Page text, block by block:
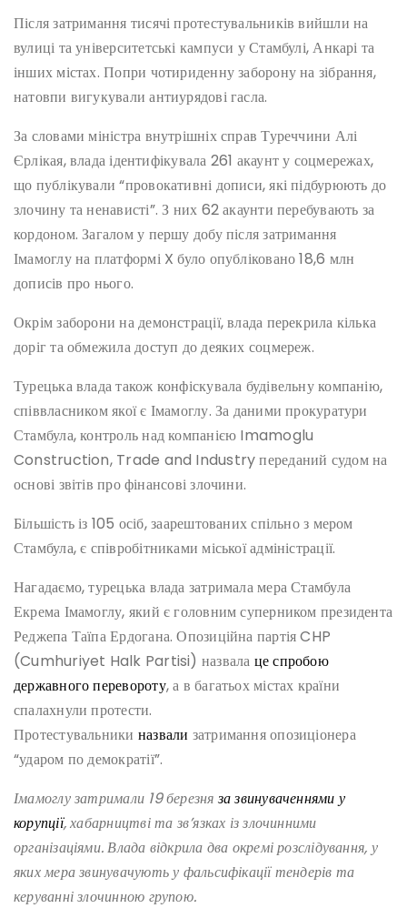
Після затримання тисячі протестувальників вийшли на
вулиці та університетські кампуси у Стамбулі, Анкарі та
інших містах. Попри чотириденну заборону на зібрання,
натовпи вигукували антиурядові гасла.
За словами міністра внутрішніх справ Туреччини Алі
Єрлікая, влада ідентифікувала 261 акаунт у соцмережах,
що публікували “провокативні дописи, які підбурюють до
злочину та ненависті”. З них 62 акаунти перебувають за
кордоном. Загалом у першу добу після затримання
Імамоглу на платформі X було опубліковано 18,6 млн
дописів про нього.
Окрім заборони на демонстрації, влада перекрила кілька
доріг та обмежила доступ до деяких соцмереж.
Турецька влада також конфіскувала будівельну компанію,
співвласником якої є Імамоглу. За даними прокуратури
Стамбула, контроль над компанією Imamoglu
Construction, Trade and Industry переданий судом на
основі звітів про фінансові злочини.
Більшість із 105 осіб, заарештованих спільно з мером
Стамбула, є співробітниками міської адміністрації.
Нагадаємо, турецька влада затримала мера Стамбула
Екрема Імамоглу, який є головним суперником президента
Реджепа Таїпа Ердогана. Опозиційна партія CHP
(Cumhuriyet Halk Partisi) назвала це спробою
державного перевороту, а в багатьох містах країни
спалахнули протести.
Протестувальники назвали затримання опозиціонера
“ударом по демократії”.
Імамоглу затримали 19 березняза звинуваченнями у
корупції, хабарництві та зв’язках із злочинними
організаціями. Влада відкрила два окремі розслідування, у
яких мера звинувачують у фальсифікації тендерів та
керуванні злочинною групою.